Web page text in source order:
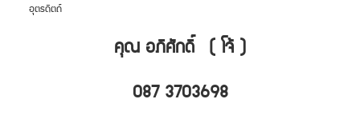
อุตรดิตถ์
คุณ อภิศักดิ์ ( โจ้ )
087 3703698